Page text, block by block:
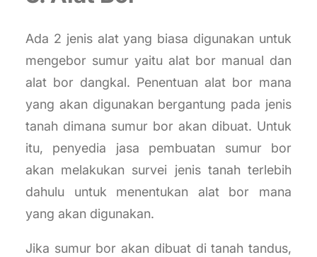
Ada 2 jenis alat yang biasa digunakan untuk
mengebor sumur yaitu alat bor manual dan
alat bor dangkal. Penentuan alat bor mana
yang akan digunakan bergantung pada jenis
tanah dimana sumur bor akan dibuat. Untuk
itu, penyedia jasa pembuatan sumur bor
akan melakukan survei jenis tanah terlebih
dahulu untuk menentukan alat bor mana
yang akan digunakan.
Jika sumur bor akan dibuat di tanah tandus,